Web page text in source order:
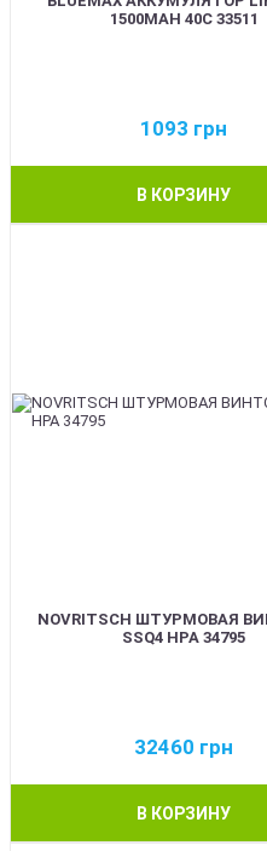
1500MAH 40C 33511
1093 грн
В КОРЗИНУ
NOVRITSCH ШТУРМОВАЯ
SSQ4 HPA 34795
32460 грн
В КОРЗИНУ